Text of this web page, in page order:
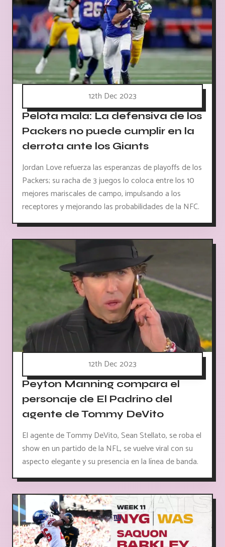
12th Dec 2023
Pelota mala: La defensiva de los
Packers no puede cumplir en la
derrota ante los Giants
Jordan Love refuerza las esperanzas de playoffs de los
Packers; su racha de 3 juegos lo coloca entre los 10
mejores mariscales de campo, impulsando a los
receptores y mejorando las probabilidades de la NFC.
12th Dec 2023
Peyton Manning compara el
personaje de El Padrino del
agente de Tommy DeVito
El agente de Tommy DeVito, Sean Stellato, se roba el
show en un partido de la NFL, se vuelve viral con su
aspecto elegante y su presencia en la línea de banda.